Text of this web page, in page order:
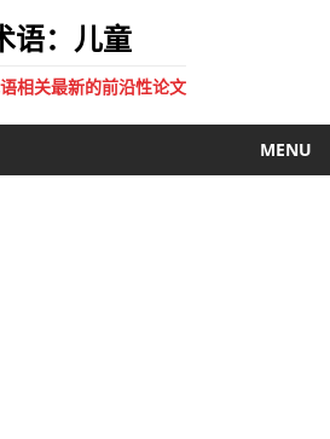
语：儿童
相关最新的前沿性论文
MENU